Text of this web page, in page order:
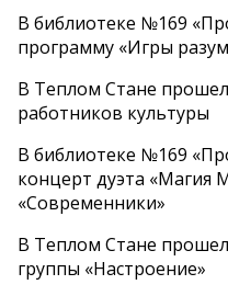
В библиотеке №169
программу «Игры
В Теплом Стане
работников культуры
В библиотеке №169
концерт дуэта «Магия
«Современники»
В Теплом Стане
группы «Настроение»